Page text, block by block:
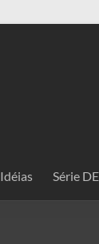
Série